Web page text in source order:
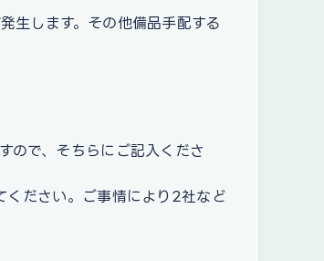
生します。その他備品手配する
ので、そちらにご記入くださ
ください。ご事情により2社など